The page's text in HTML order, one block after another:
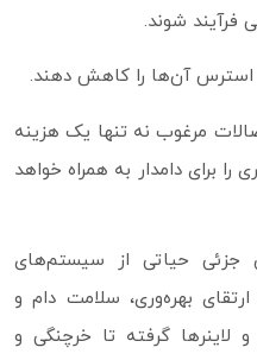
فرآیند شوند.
استرس آن‌ها را کاهش دهند.
مرغوب نه‌ تنها یک هزینه
برای دامدار به همراه خواهد
جزئی حیاتی از سیستم‌های
بهره‌وری، سلامت دام و
لاینرها گرفته تا خرچنگی و